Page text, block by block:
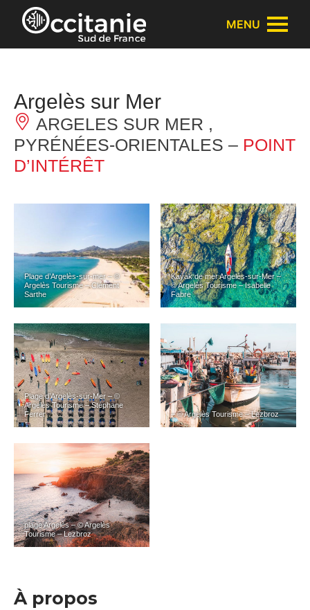
Panneau de gestion des cookies
MENU
Argelès sur Mer
ARGELES SUR MER ,
PYRÉNÉES-ORIENTALES – POINT
D’INTÉRÊT
Plage d’Argelès-sur-mer – ©
Argelès Tourisme – Clément
Sarthe
Kayak de mer Argelès-sur-Mer –
© Argelès Tourisme – Isabelle
Fabre
Plage d’Argelès-sur-Mer – ©
Argelès Tourisme – Stéphane
Ferrer
– © Argelès Tourisme – Lezbroz
plage Argelès – © Argelès
Tourisme – Lezbroz
À propos